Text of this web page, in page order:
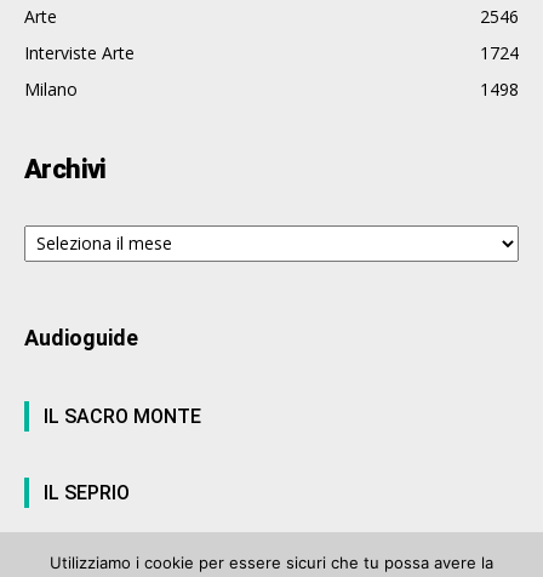
Arte
2546
Interviste Arte
1724
Milano
1498
Archivi
Archivi
Audioguide
IL SACRO MONTE
IL SEPRIO
Utilizziamo i cookie per essere sicuri che tu possa avere la